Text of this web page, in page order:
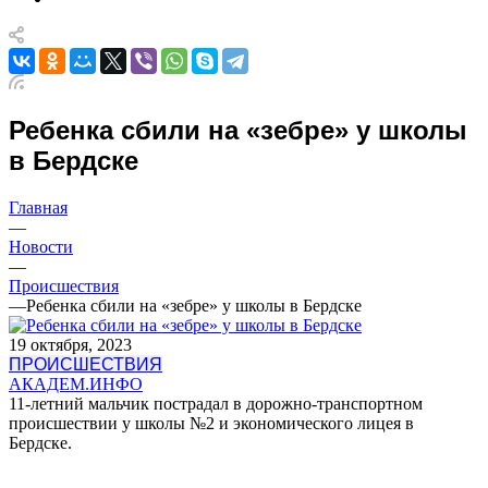
Ребенка сбили на «зебре» у школы
в Бердске
Главная
—
Новости
—
Происшествия
—Ребенка сбили на «зебре» у школы в Бердске
19 октября, 2023
ПРОИСШЕСТВИЯ
АКАДЕМ.ИНФО
11-летний мальчик пострадал в дорожно-транспортном
происшествии у школы №2 и экономического лицея в
Бердске.